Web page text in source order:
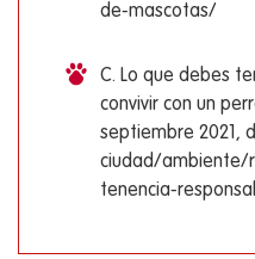
de-mascotas/
C. Lo que debes
convivir con un
septiembre 2021,
ciudad/ambiente/
tenencia-